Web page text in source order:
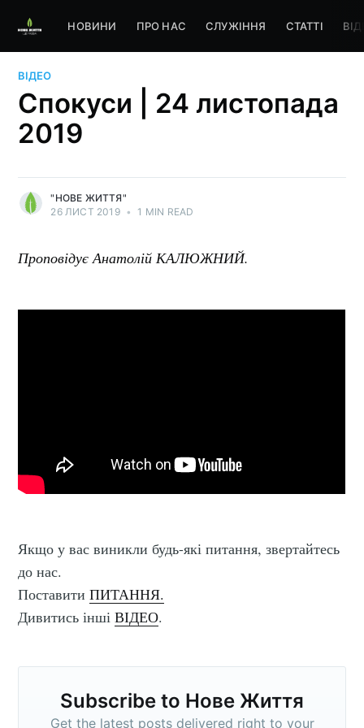
НОВИНИ ПРО НАС СЛУЖІННЯ СТАТТІ
ВІДЕО
Спокуси | 24 листопада
2019
"НОВЕ ЖИТТЯ"
26 ЛИСТ 2019 • 1 MIN READ
Проповідує Анатолій КАЛЮЖНИЙ.
Якщо у вас виникли будь-які питання, звертайтесь
до нас.
ПоставитиПИТАННЯ.
Дивитись іншіВІДЕО.
Subscribe to Нове Життя
Get the latest posts delivered right to your